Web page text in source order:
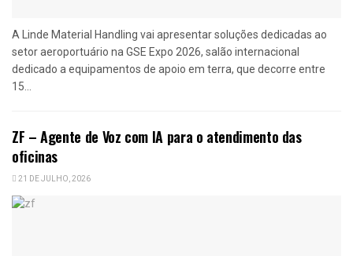
A Linde Material Handling vai apresentar soluções dedicadas ao
setor aeroportuário na GSE Expo 2026, salão internacional
dedicado a equipamentos de apoio em terra, que decorre entre
15...
ZF – Agente de Voz com IA para o atendimento das
oficinas
21 DE JULHO, 2026